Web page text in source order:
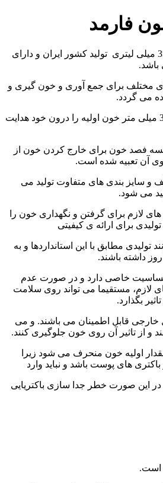
فارمد
کیسه فصد خون فارمد 350 میلی لیتری تولید کشور ایران و دارای
باشد.
مختلف برای جمع آوری و خون گیری و
می گردد.
در اصل این محصول 10-30 میلی متر خون اولیه را درون خود هدایت
فصد خون برای خارج کردن خون از
آن تعبیه شده است.
و سایز بندی های متفاوت تولید می
می شود.
های لازم برای گرفتن و نگهداری خون را
برای ارائه ی کیفیتی
تولیدی مطابق با این استانداردها و به
داشته باشند.
خاصی دارد و در صورت عدم
لازم، مستقیما می تواند روی سلامت
بگذارد.
خارجی قابل اطمینان می باشند. و می
و از تاثیر آن روی خون جلوگیری کنند.
اولیه خون منحرف می شود زیرا
های پوست باشد و نباید وارد
این صورت خطر جدا سازی باکتریایی
است.